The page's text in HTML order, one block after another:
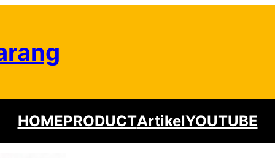
HOMEPRODUCTArtikelYOUTUBE